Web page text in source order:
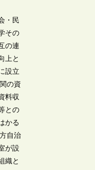
・民
その
の連
上と
設立
の資
料収
との
かる
自治
が設
織と